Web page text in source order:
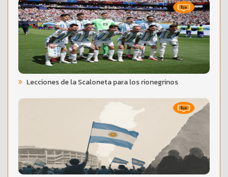
Lecciones de la Scaloneta para los rionegrinos